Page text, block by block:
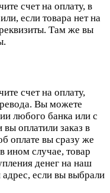
счет на оплату, в
если товара нет на
Там же вы
счет на оплату,
Вы можете
любого банка или с
оплатили заказ в
оплате вы сразу же
ином случае, товар
денег на наш
адрес, если вы выбрали